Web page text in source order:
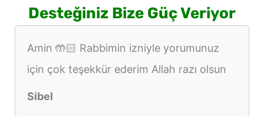
Desteğiniz Bize Güç Veriyor
Amin 🤲🏻 Rabbimin izniyle yorumunuz
için çok teşekkür ederim Allah razı olsun
Sibel